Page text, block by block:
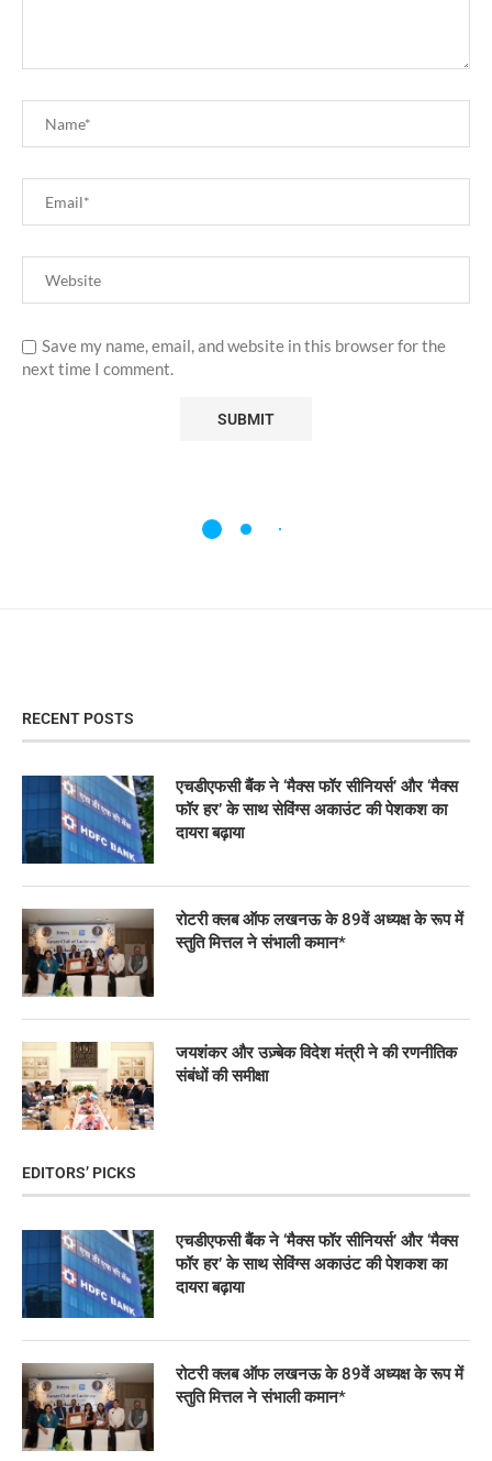
Save my name, email, and website in this browser for the
next time I comment.
RECENT POSTS
एचडीएफसी बैंक ने ‘मैक्स फॉर सीनियर्स’ और ‘मैक्स
फॉर हर’ के साथ सेविंग्स अकाउंट की पेशकश का
दायरा बढ़ाया
रोटरी क्लब ऑफ लखनऊ के 89वें अध्यक्ष के रूप में
स्तुति मित्तल ने संभाली कमान*
जयशंकर और उज़्बेक विदेश मंत्री ने की रणनीतिक
संबंधों की समीक्षा
EDITORS’ PICKS
एचडीएफसी बैंक ने ‘मैक्स फॉर सीनियर्स’ और ‘मैक्स
फॉर हर’ के साथ सेविंग्स अकाउंट की पेशकश का
दायरा बढ़ाया
रोटरी क्लब ऑफ लखनऊ के 89वें अध्यक्ष के रूप में
स्तुति मित्तल ने संभाली कमान*